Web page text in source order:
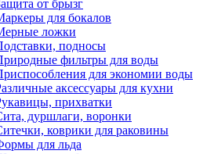
от брызг
для бокалов
ложки
подносы
фильтры для воды
для экономии воды
аксессуары для кухни
прихватки
дуршлаги, воронки
коврики для раковины
для льда